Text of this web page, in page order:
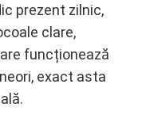
prezent zilnic,
clare,
funcționează
exact asta